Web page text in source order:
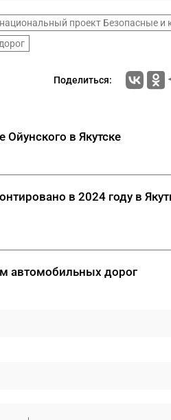
национальный проект Безопасные и
Поделиться:
в Якутске
в 2024 году в
автомобильных дорог